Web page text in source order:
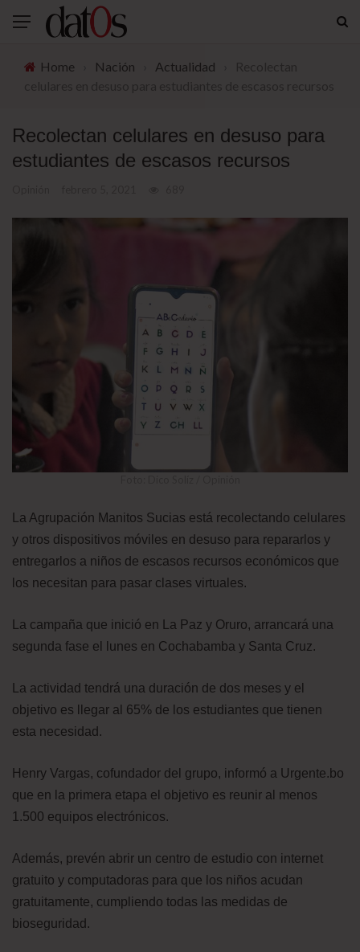
Home Nación Actualidad
Recolectan celulares en desuso para
estudiantes de escasos recursos
La Agrupación Manitos Sucias está recolectando celulares
y otros dispositivos móviles en desuso para repararlos y
entregarlos a niños de escasos recursos económicos que
los necesitan para pasar clases virtuales.
La campaña que inició en La Paz y Oruro, arrancará una
segunda fase el lunes en Cochabamba y Santa Cruz.
La actividad tendrá una duración de dos meses y el
objetivo es llegar al 65% de los estudiantes que tienen
esta necesidad.
Henry Vargas, cofundador del grupo, informó a Urgente.bo
que en la primera etapa el objetivo es reunir al menos
1.500 equipos electrónicos.
Además, prevén abrir un centro de estudio con internet
gratuito y computadoras para que los niños acudan
gratuitamente, cumpliendo todas las medidas de
bioseguridad.